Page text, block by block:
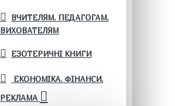
ВЧИТЕЛЯМ. ПЕДАГОГАМ.
ВИХОВАТЕЛЯМ
ЕЗОТЕРИЧНІ КНИГИ
ЕКОНОМІКА. ФІНАНСИ.
РЕКЛАМА